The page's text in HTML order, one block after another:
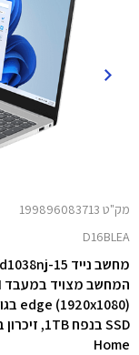
מק"ט 199896083713
D16BLEA
מחשב נייד 15-fd1038nj מבית HP
המחשב מצויד במעבד Intel Core Ultra 7 155H,
edge (1920x1080) בגודל 15.6 אינץ', כרטיס גרפי Intel Arc,
SSD בנפח 1TB, זיכרון בנפח 24GB
Home